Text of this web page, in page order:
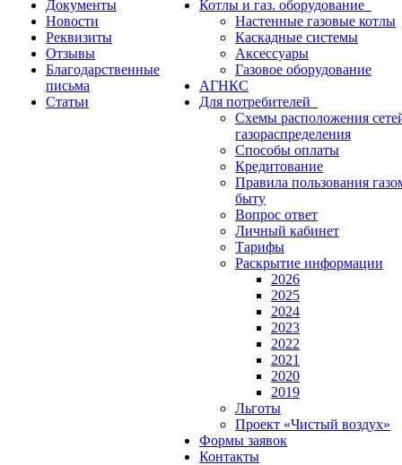
Документы
Новости
Реквизиты
Отзывы
Благодарственные
письма
Статьи
Котлы и газ. оборудование
Настенные газовые котлы
Каскадные системы
Аксессуары
Газовое оборудование
АГНКС
Для потребителей
Схемы расположения
газораспределения
Способы оплаты
Кредитование
Правила пользования
быту
Вопрос ответ
Личный кабинет
Тарифы
Раскрытие информации
2026
2025
2024
2023
2022
2021
2020
2019
Льготы
Проект «Чистый воздух»
Формы заявок
Контакты